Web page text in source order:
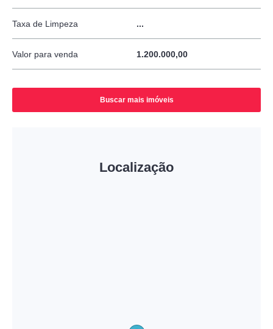
Taxa de Limpeza ...
Valor para venda 1.200.000,00
Buscar mais imóveis
Localização